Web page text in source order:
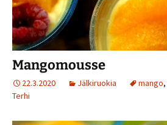
Mangomousse
22.3.2020 Jälkiruokia mango,
Terhi